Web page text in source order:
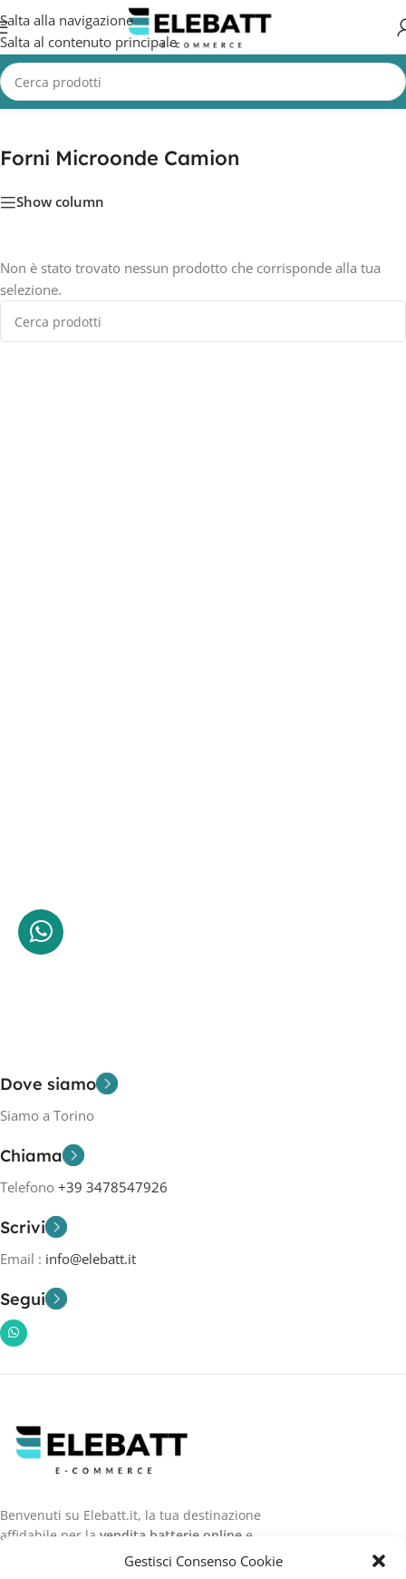
Gestisci Consenso Cookie
Salta alla navigazione
Salta al contenuto principale
Home/CAMION/Accessori Camion/Forni Microonde Camion
Forni Microonde Camion
Show column
Non è stato trovato nessun prodotto che corrisponde alla tua
selezione.
Dove siamo
Siamo a Torino
Chiama
Telefono +39 3478547926
Scrivi
Email : info@elebatt.it
Segui
Benvenuti su Elebatt.it, la tua destinazione
affidabile per la vendita batterie online e